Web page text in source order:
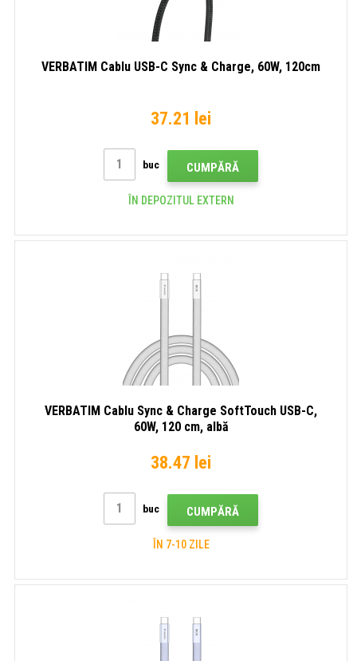
VERBATIM Cablu USB-C Sync & Charge, 60W, 120cm
37.21 lei
buc CUMPĂRĂ
ÎN DEPOZITUL EXTERN
VERBATIM Cablu Sync & Charge SoftTouch USB-C,
60W, 120 cm, albă
38.47 lei
buc CUMPĂRĂ
ÎN 7-10 ZILE